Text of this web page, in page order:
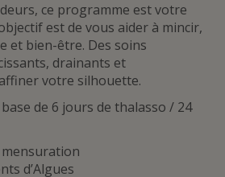
ce programme est votre
est de vous aider à mincir,
et bien-être. Des soins
drainants et
votre silhouette.
de 6 jours de thalasso / 24
d’Algues